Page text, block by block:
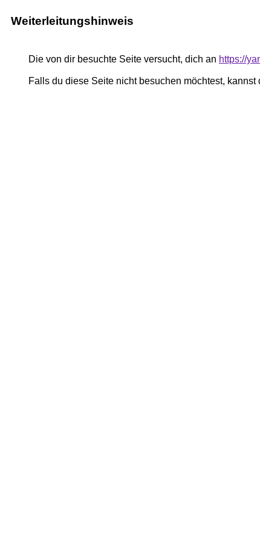
Weiterleitungshinweis
Die von dir besuchte Seite versucht, dich an https://
Falls du diese Seite nicht besuchen möchtest, kannst